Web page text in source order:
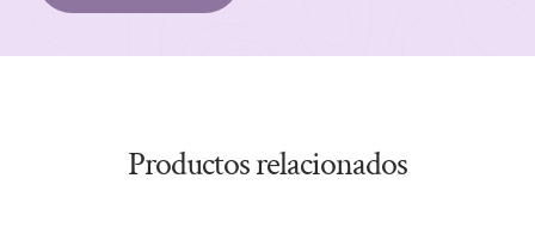
Productos relacionados